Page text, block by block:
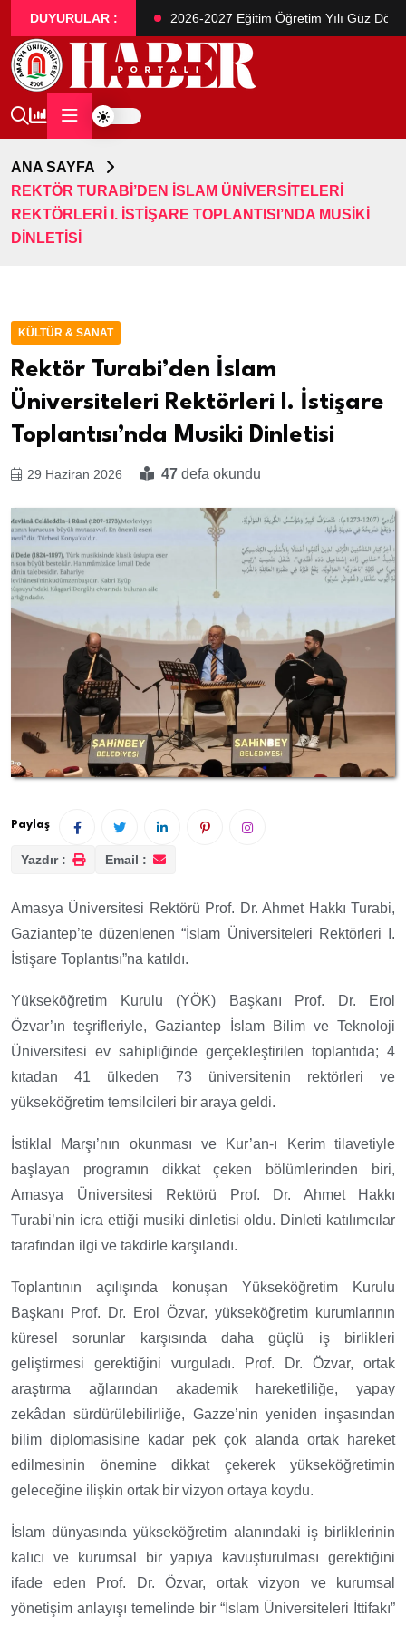
DUYURULAR :
Öğrenci Alım İlanı 2026-2027 Eğitim Öğretim Yılı Güz
ANA SAYFA
REKTÖR TURABI’DEN İSLAM ÜNIVERSITELERI
REKTÖRLERI I. İSTIŞARE TOPLANTISI’NDA MUSIKI
DINLETISI
KÜLTÜR & SANAT
Rektör Turabi’den İslam
Üniversiteleri Rektörleri I. İstişare
Toplantısı’nda Musiki Dinletisi
29 Haziran 2026 47 defa okundu
Paylaş
Yazdır : Email :
Amasya Üniversitesi Rektörü Prof. Dr. Ahmet Hakkı Turabi,
Gaziantep’te düzenlenen “İslam Üniversiteleri Rektörleri I.
İstişare Toplantısı”na katıldı.
Yükseköğretim Kurulu (YÖK) Başkanı Prof. Dr. Erol
Özvar’ın teşrifleriyle, Gaziantep İslam Bilim ve Teknoloji
Üniversitesi ev sahipliğinde gerçekleştirilen toplantıda; 4
kıtadan 41 ülkeden 73 üniversitenin rektörleri ve
yükseköğretim temsilcileri bir araya geldi.
İstiklal Marşı’nın okunması ve Kur’an-ı Kerim tilavetiyle
başlayan programın dikkat çeken bölümlerinden biri,
Amasya Üniversitesi Rektörü Prof. Dr. Ahmet Hakkı
Turabi’nin icra ettiği musiki dinletisi oldu. Dinleti katılımcılar
tarafından ilgi ve takdirle karşılandı.
Toplantının açılışında konuşan Yükseköğretim Kurulu
Başkanı Prof. Dr. Erol Özvar, yükseköğretim kurumlarının
küresel sorunlar karşısında daha güçlü iş birlikleri
geliştirmesi gerektiğini vurguladı. Prof. Dr. Özvar, ortak
araştırma ağlarından akademik hareketliliğe, yapay
zekâdan sürdürülebilirliğe, Gazze’nin yeniden inşasından
bilim diplomasisine kadar pek çok alanda ortak hareket
edilmesinin önemine dikkat çekerek yükseköğretimin
geleceğine ilişkin ortak bir vizyon ortaya koydu.
İslam dünyasında yükseköğretim alanındaki iş birliklerinin
kalıcı ve kurumsal bir yapıya kavuşturulması gerektiğini
ifade eden Prof. Dr. Özvar, ortak vizyon ve kurumsal
yönetişim anlayışı temelinde bir “İslam Üniversiteleri İttifakı”